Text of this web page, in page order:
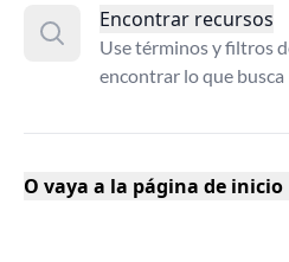
Encontrar recursos
Use términos y filtros
encontrar lo que busca
O vaya a la página de inicio